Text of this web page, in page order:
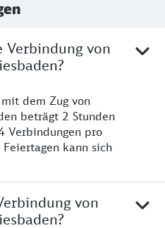
Verbindung von
dem Zug von
beträgt 2 Stunden
Verbindungen pro
kann sich
von